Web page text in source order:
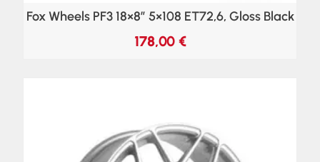
Fox Wheels PF3 18×8″ 5×108 ET72,6, Gloss Black
178,00 €